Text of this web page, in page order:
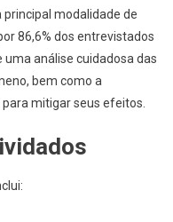
modalidade de
86,6% dos entrevistados
uma análise cuidadosa das
bem como a
mitigar seus efeitos.